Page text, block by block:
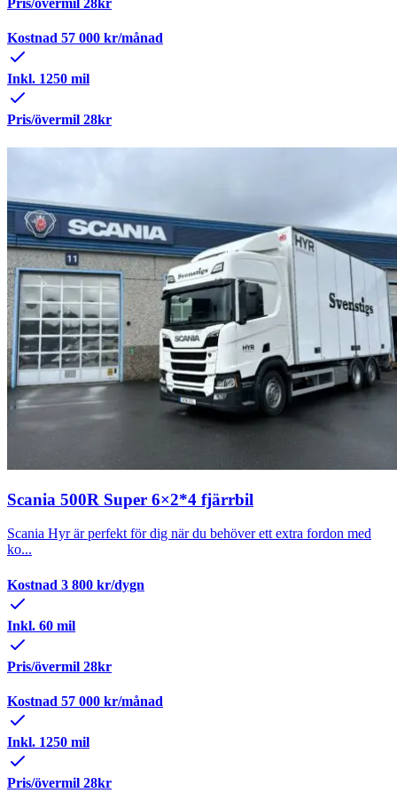
Pris/övermil 28kr
Kostnad 57 000 kr/månad
Inkl. 1250 mil
Pris/övermil 28kr
Scania 500R Super 6×2*4 fjärrbil
Scania Hyr är perfekt för dig när du behöver ett extra fordon med
ko...
Kostnad 3 800 kr/dygn
Inkl. 60 mil
Pris/övermil 28kr
Kostnad 57 000 kr/månad
Inkl. 1250 mil
Pris/övermil 28kr